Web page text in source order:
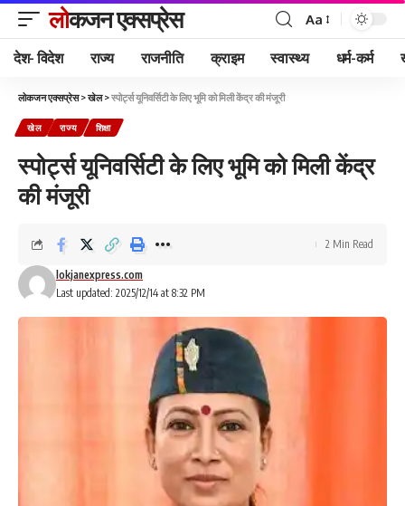
लोकजन एक्सप्रेस Aa
देश- विदेश राज्य राजनीति क्राइम स्वास्थ्य धर्म-कर्म
लोकजन एक्सप्रेस>खेल>स्पोर्ट्स यूनिवर्सिटी के लिए भूमि को मिली केंद्र की मंजूरी
खेल राज्य शिक्षा
स्पोर्ट्स यूनिवर्सिटी के लिए भूमि को मिली केंद्र
की मंजूरी
Last updated: 2025/12/14 at 8:32 PM
lokjanexpress.com
2 Min Read